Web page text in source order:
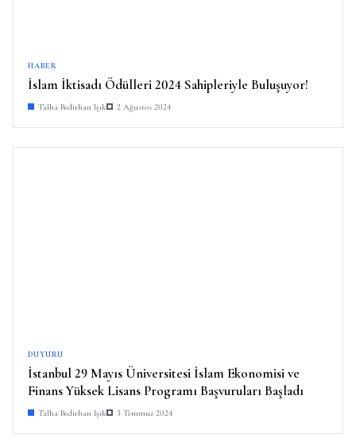
HABER
İslam İktisadı Ödülleri 2024 Sahipleriyle Buluşuyor!
Talha Bedirhan Işık 2 Ağustos 2024
DUYURU
İstanbul 29 Mayıs Üniversitesi İslam Ekonomisi ve
Finans Yüksek Lisans Programı Başvuruları Başladı
Talha Bedirhan Işık 3 Temmuz 2024